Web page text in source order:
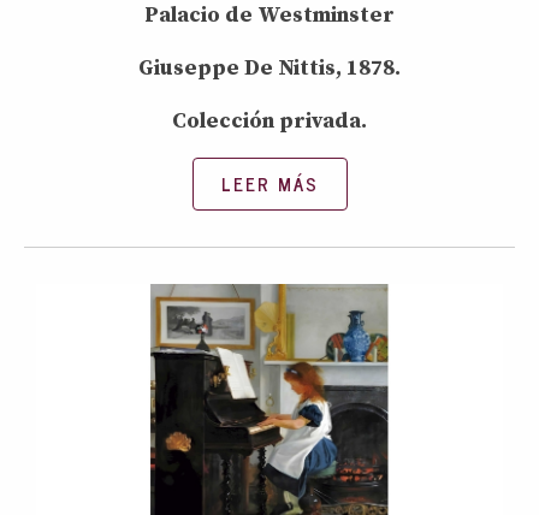
Palacio de Westminster
Giuseppe De Nittis, 1878.
Colección privada.
LEER MÁS